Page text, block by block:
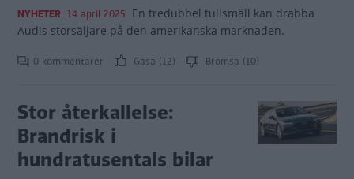
NYHETER 14 april 2025 En tredubbel tullsmäll kan drabba
Audis storsäljare på den amerikanska marknaden.
0 kommentarer Gasa (12) Bromsa (10)
Stor återkallelse:
Brandrisk i
hundratusentals bilar